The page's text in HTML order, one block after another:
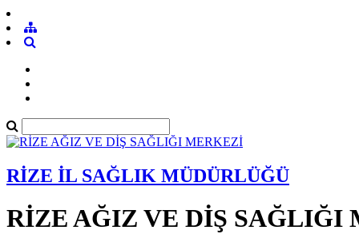
RİZE İL SAĞLIK MÜDÜRLÜĞÜ
RİZE AĞIZ VE DİŞ SAĞLIĞI